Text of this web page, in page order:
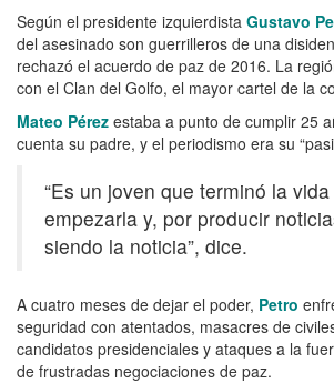
Según el presidente izquierdista Gustavo
del asesinado son guerrilleros de una
rechazó el acuerdo de paz de 2016. La
con el Clan del Golfo, el mayor cartel de la
Mateo Pérez estaba a punto de cumplir 25
cuenta su padre, y el periodismo era su
“Es un joven que terminó la
empezarla y, por producir
siendo la noticia”, dice.
A cuatro meses de dejar el poder, Petro
seguridad con atentados, masacres de
candidatos presidenciales y ataques a la
de frustradas negociaciones de paz.